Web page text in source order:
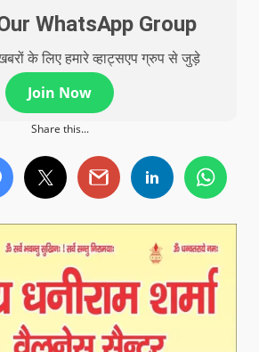
WhatsApp Group
के लिए हमारे व्हाट्सएप ग्रुप से जुड़े
Join Now
Share this...